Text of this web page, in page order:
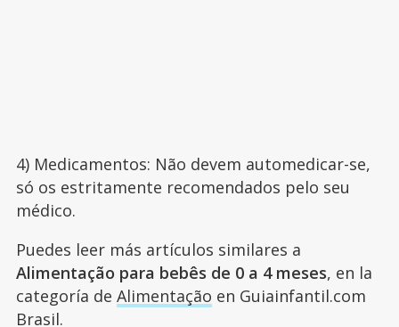
4) Medicamentos: Não devem automedicar-se,
só os estritamente recomendados pelo seu
médico.
Puedes leer más artículos similares a
Alimentação para bebês de 0 a 4 meses, en la
categoría de Alimentação en Guiainfantil.com
Brasil.